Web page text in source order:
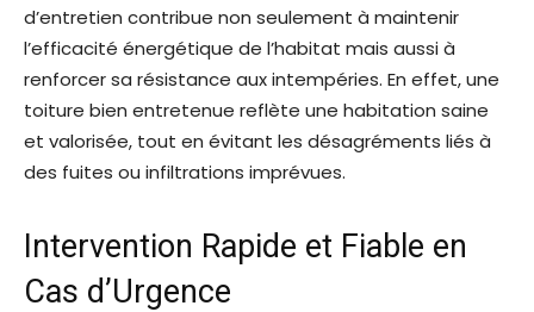
d’entretien contribue non seulement à maintenir
l’efficacité énergétique de l’habitat mais aussi à
renforcer sa résistance aux intempéries. En effet, une
toiture bien entretenue reflète une habitation saine
et valorisée, tout en évitant les désagréments liés à
des fuites ou infiltrations imprévues.
Intervention Rapide et Fiable en
Cas d’Urgence